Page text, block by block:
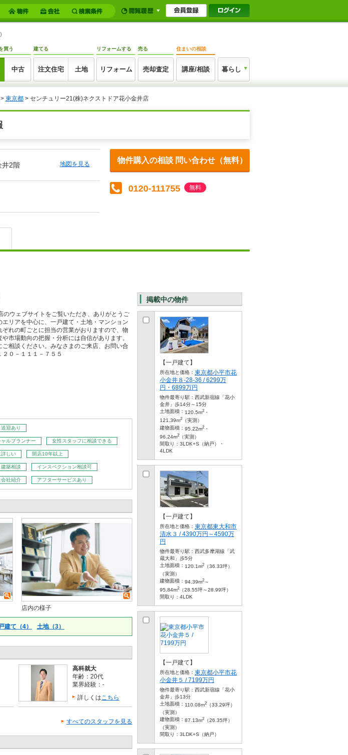
買う
中古
建てる
注文住宅 土地
リフォームする
リフォーム
売る
売却査定
住まいの相談
講座/相談 暮らし
> 東京都 > センチュリー21(株)ネクストドア花小金井店
井2階 地図を見る 物件購入の相談 問い合わせ（無料）
0120-111755 無料
ウェブサイトをご覧いただき、ありがとうご
リアを中心に、一戸建て・土地・マンション
れの町ごとに担当の営業がおりますので、物
市場動向の把握・分析には自信があります。
相談ください。みなさまのご来店、お問い合
０－１１１－７５５
送迎あり
ルプランナー 女性スタッフに相談できる
詳しい 開店10年以上
建築相談 インスペクション相談可
会社紹介 アフターサービスあり
店内の様子
建て（4） 土地（3）
高科就大
年齢：20代
業界経験：-
詳しくはこちら
すべてのスタッフを見る
掲載中の物件
【一戸建て】
所在地と価格： 東京都小平市花
小金井８-28-36 / 6299万
円・6899万円
物件最寄り駅： 西武新宿線「花小
金井」歩14分～15分
土地面積： 120.5m2 ・
121.39m2 （実測）
建物面積： 95.22m2 ・
96.24m2 （実測）
間取り： 3LDK+S（納戸）・
4LDK
【一戸建て】
所在地と価格： 東京都東大和市
清水３ / 4390万円～4590万
円
物件最寄り駅： 西武多摩湖線「武
蔵大和」歩5分
土地面積： 120.1m2 （36.33坪）
（実測）
建物面積： 94.39m2 ～
95.84m2 （28.55坪～28.99坪）
間取り： 4LDK
【一戸建て】
所在地と価格： 東京都小平市花
小金井５ / 7199万円
物件最寄り駅： 西武新宿線「花小
金井」歩13分
土地面積： 110.08m2 （33.29坪）
（実測）
建物面積： 87.13m2 （26.35坪）
（実測）
間取り： 3LDK+S（納戸）